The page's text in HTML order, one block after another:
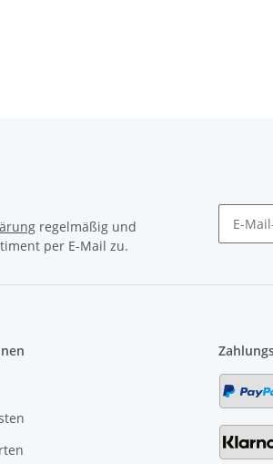
regelmäßig und
per E-Mail zu.